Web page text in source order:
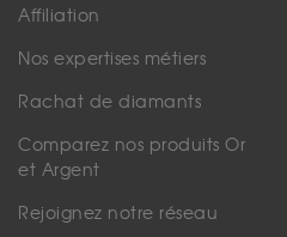
Affiliation
Nos expertises métiers
Rachat de diamants
Comparez nos produits Or
et Argent
Rejoignez notre réseau